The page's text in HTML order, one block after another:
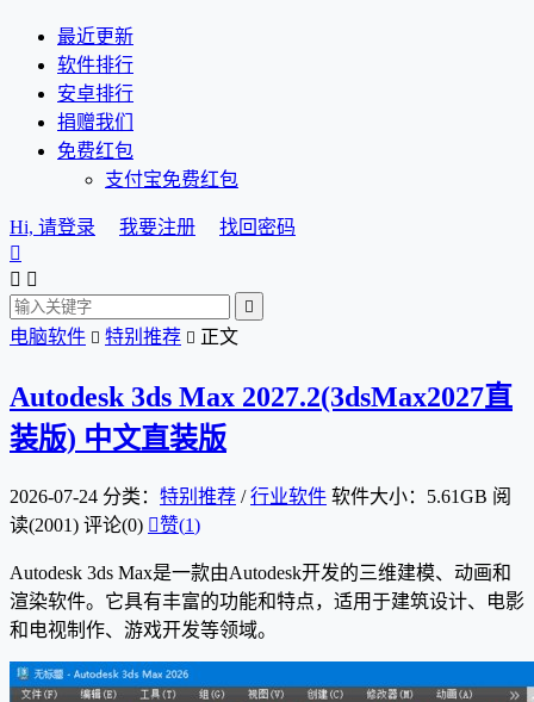
最近更新
软件排行
安卓排行
捐赠我们
免费红包
支付宝免费红包
Hi, 请登录 我要注册
找回密码

 

电脑软件  特别推荐  正文
Autodesk 3ds Max 2027.2(3dsMax2027直
装版) 中文直装版
2026-07-24 分类： 特别推荐 /行业软件 软件大小：5.61GB 阅
读(2001) 评论(0) 赞(1)
Autodesk 3ds Max是一款由Autodesk开发的三维建模、动画和
渲染软件。它具有丰富的功能和特点，适用于建筑设计、电影
和电视制作、游戏开发等领域。